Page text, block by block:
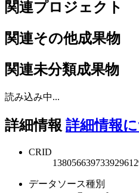
関連プロジェクト
関連その他成果物
関連未分類成果物
読み込み中...
詳細情報 詳細情報
CRID
データソース種別